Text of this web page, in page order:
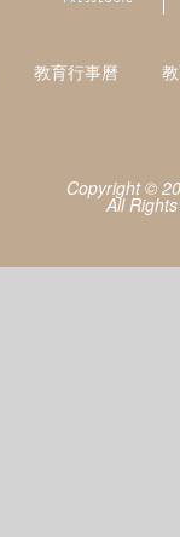
教育行事曆
Copyright ©
All